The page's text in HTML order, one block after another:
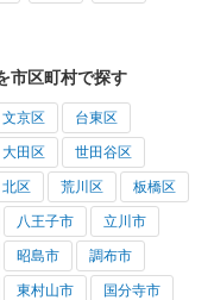
市区町村で探す
文京区 台東区
大田区 世田谷区
北区 荒川区 板橋区
八王子市 立川市
昭島市 調布市
東村山市 国分寺市